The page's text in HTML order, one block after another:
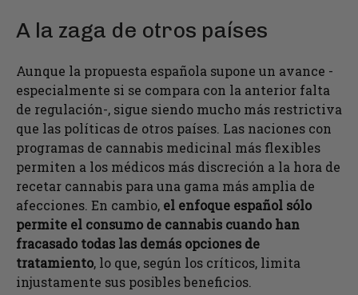
A la zaga de otros países
Aunque la propuesta española supone un avance -
especialmente si se compara con la anterior falta
de regulación-, sigue siendo mucho más restrictiva
que las políticas de otros países. Las naciones con
programas de cannabis medicinal más flexibles
permiten a los médicos más discreción a la hora de
recetar cannabis para una gama más amplia de
afecciones. En cambio, el enfoque español sólo
permite el consumo de cannabis cuando han
fracasado todas las demás opciones de
tratamiento, lo que, según los críticos, limita
injustamente sus posibles beneficios.